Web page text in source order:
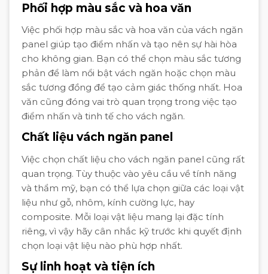
Phối hợp màu sắc và hoa văn
Việc phối hợp màu sắc và hoa văn của vách ngăn
panel giúp tạo điểm nhấn và tạo nên sự hài hòa
cho không gian. Bạn có thể chọn màu sắc tương
phản để làm nổi bật vách ngăn hoặc chọn màu
sắc tương đồng để tạo cảm giác thống nhất. Hoa
văn cũng đóng vai trò quan trọng trong việc tạo
điểm nhấn và tinh tế cho vách ngăn.
Chất liệu vách ngăn panel
Việc chọn chất liệu cho vách ngăn panel cũng rất
quan trọng. Tùy thuộc vào yêu cầu về tính năng
và thẩm mỹ, bạn có thể lựa chọn giữa các loại vật
liệu như gỗ, nhôm, kính cường lực, hay
composite. Mỗi loại vật liệu mang lại đặc tính
riêng, vì vậy hãy cân nhắc kỹ trước khi quyết định
chọn loại vật liệu nào phù hợp nhất.
Sự linh hoạt và tiện ích